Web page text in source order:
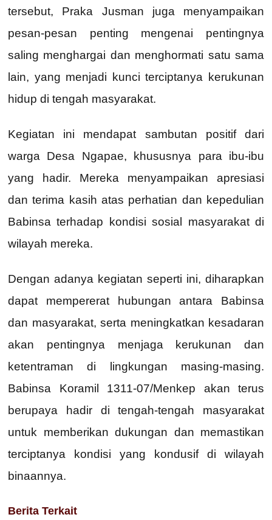
tersebut, Praka Jusman juga menyampaikan
pesan-pesan penting mengenai pentingnya
saling menghargai dan menghormati satu sama
lain, yang menjadi kunci terciptanya kerukunan
hidup di tengah masyarakat.
Kegiatan ini mendapat sambutan positif dari
warga Desa Ngapae, khususnya para ibu-ibu
yang hadir. Mereka menyampaikan apresiasi
dan terima kasih atas perhatian dan kepedulian
Babinsa terhadap kondisi sosial masyarakat di
wilayah mereka.
Dengan adanya kegiatan seperti ini, diharapkan
dapat mempererat hubungan antara Babinsa
dan masyarakat, serta meningkatkan kesadaran
akan pentingnya menjaga kerukunan dan
ketentraman di lingkungan masing-masing.
Babinsa Koramil 1311-07/Menkep akan terus
berupaya hadir di tengah-tengah masyarakat
untuk memberikan dukungan dan memastikan
terciptanya kondisi yang kondusif di wilayah
binaannya.
Berita Terkait